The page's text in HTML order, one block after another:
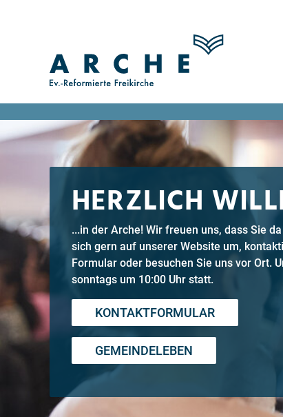
HERZLICH
...in der Arche! Wir freuen uns, dass Sie
sich gern auf unserer Website um,
Formular oder besuchen Sie uns vor Ort.
sonntags um 10:00 Uhr statt.
KONTAKTFORMULAR
GEMEINDELEBEN